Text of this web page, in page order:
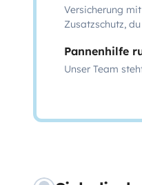
Versicherung
Zusatzschutz,
Pannenhilfe
Unser Team